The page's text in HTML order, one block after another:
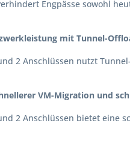
Engpässe sowohl
mit Tunnel-
2 Anschlüssen nutzt
VM-Migration und
2 Anschlüssen bietet eine